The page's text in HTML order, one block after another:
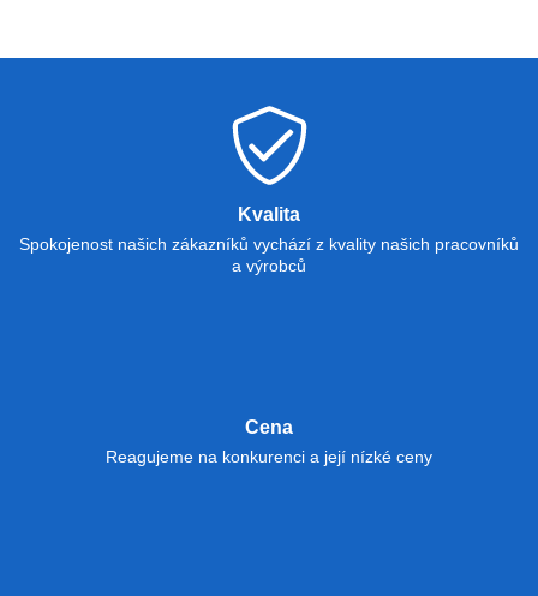
Kvalita
Spokojenost našich zákazníků vychází z kvality našich pracovníků
a výrobců
Cena
Reagujeme na konkurenci a její nízké ceny